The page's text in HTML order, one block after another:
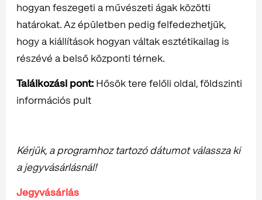
hogyan feszegeti a művészeti ágak közötti
határokat. Az épületben pedig felfedezhetjük,
hogy a kiállítások hogyan váltak esztétikailag is
részévé a belső központi térnek.
Találkozási pont: Hősök tere felőli oldal, földszinti
információs pult
Kérjük, a programhoz tartozó dátumot válassza ki
a jegyvásárlásnál!
Jegyvásárlás